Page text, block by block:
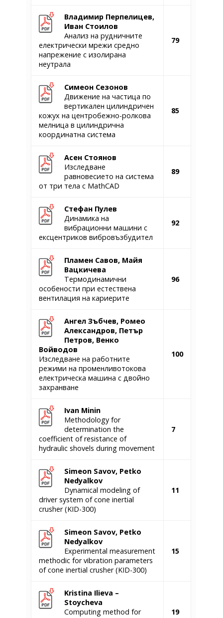
Владимир Перпелицев,
Иван Стоилов
Анализ на рудничните
електрически мрежи средно
напрежение с изолирана
неутрала
79
Симеон Сезонов
Движение на частица по
вертикален цилиндричен
кожух на центробежно-ролкова
мелница в цилиндрична
координатна система
85
Асен Стоянов
Изследване
равновесието на система
от три тела с MathCAD
89
Стефан Пулев
Динамика на
вибрационни машини с
ексцентриков вибровъзбудител
92
Пламен Савов, Майя
Вацкичева
Термодинамични
особености при естествена
вентилация на кариерите
96
Ангел Зъбчев, Ромео
Александров, Петър
Петров, Венко
Войводов
Изследване на работните
режими на променливотокова
електрическа машина с двойно
захранване
100
Ivan Minin
Methodology for
determination the
coefficient of resistance of
hydraulic shovels during movement
7
Simeon Savov, Petko
Nedyalkov
Dynamical modeling of
driver system of cone inertial
crusher (KID-300)
11
Simeon Savov, Petko
Nedyalkov
Experimental measurement
methodic for vibration parameters
of cone inertial crusher (KID-300)
15
Kristina Ilieva –
Stoycheva
Computing method for
19